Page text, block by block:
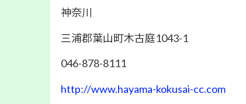
神奈川
三浦郡葉山町木古庭1043-1
046-878-8111
http://www.hayama-kokusai-cc.com